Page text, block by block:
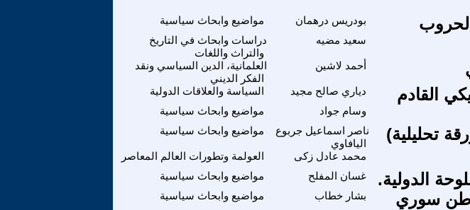
مواضيع وابحاث سياسية بودريس درهمان
دراسات وابحاث في التاريخ
والتراث واللغات
سعيد مضيه
العلمانية، الدين السياسي ونقد
الفكر الديني
أحمد لاشين
السياسة والعلاقات الدولية دياري صالح مجيد القادم
مواضيع وابحاث سياسية
وسام جواد
مواضيع وابحاث سياسية
ناصر اسماعيل جربوع
اليافاوي
تحليلية)
العولمة وتطورات العالم المعاصر محمد عادل زكى
مواضيع وابحاث سياسية
غسان المفلح الدولية.
مواضيع وابحاث سياسية
بشار خطاب
سوري